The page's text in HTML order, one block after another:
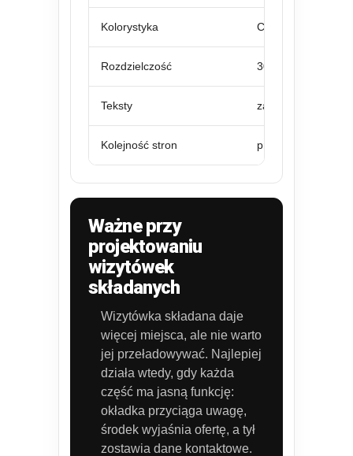
Kolorystyka CMYK, najlepiej
Rozdzielczość 300 dpi
Teksty zamienione na
Kolejność stron przód i tył
Ważne przy
projektowaniu
wizytówek
składanych
Wizytówka składana daje
więcej miejsca, ale nie warto
jej przeładowywać. Najlepiej
działa wtedy, gdy każda
część ma jasną funkcję:
okładka przyciąga uwagę,
środek wyjaśnia ofertę, a tył
zostawia dane kontaktowe.